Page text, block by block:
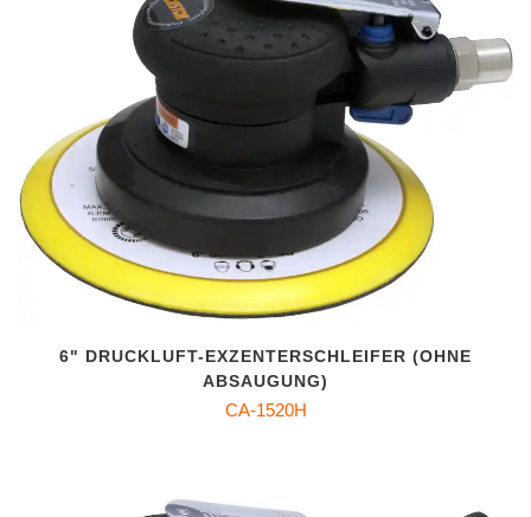
6" DRUCKLUFT-EXZENTERSCHLEIFER (OHNE
ABSAUGUNG)
CA-1520H